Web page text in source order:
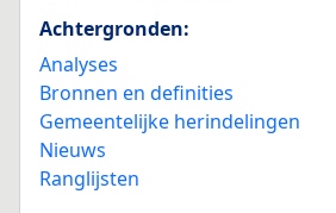
Achtergronden:
Analyses
Bronnen en definities
Gemeentelijke herindelingen
Nieuws
Ranglijsten